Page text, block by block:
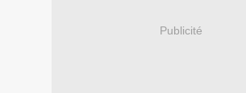
Publicité